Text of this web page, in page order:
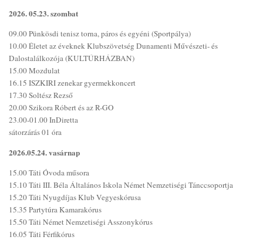
2026. 05.23. szombat
09.00 Pünkösdi tenisz torna, páros és egyéni (Sportpálya)
10.00 Életet az éveknek Klubszövetség Dunamenti Művészeti- és
Dalostalálkozója (KULTÚRHÁZBAN)
15.00 Mozdulat
16.15 ISZKIRI zenekar gyermekkoncert
17.30 Soltész Rezső
20.00 Szikora Róbert és az R-GO
23.00-01.00 InDiretta
sátorzárás 01 óra
2026.05.24. vasárnap
15.00 Táti Óvoda műsora
15.10 Táti III. Béla Általános Iskola Német Nemzetiségi Tánccsoportja
15.20 Táti Nyugdíjas Klub Vegyeskórusa
15.35 Partytúra Kamarakórus
15.50 Táti Német Nemzetiségi Asszonykórus
16.05 Táti Férfikórus